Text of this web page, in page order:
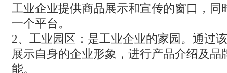
工业企业提供商品展示和宣传的窗口，同
一个平台。
2、工业园区：是工业企业的家园。通过
展示自身的企业形象，进行产品介绍及品
能。